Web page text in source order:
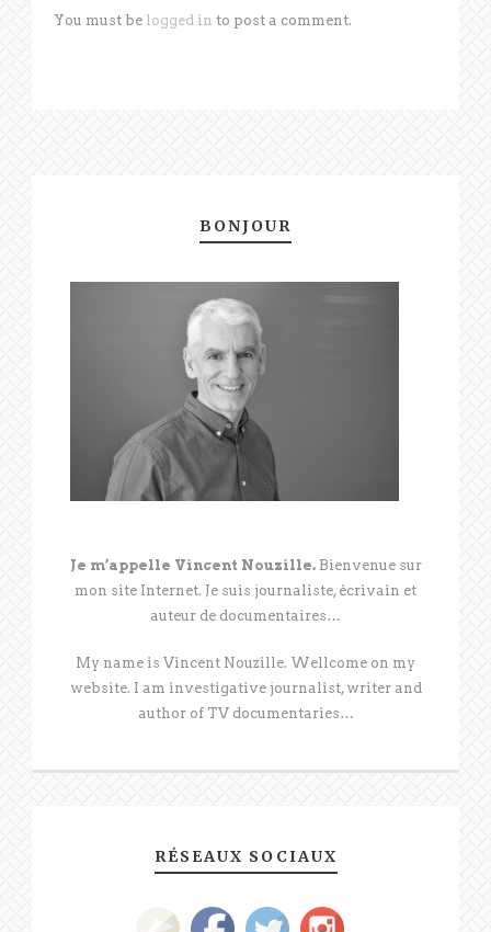
You must be logged in to post a comment.
BONJOUR
Je m’appelle Vincent Nouzille.Bienvenue sur
mon site Internet. Je suis journaliste, écrivain et
auteur de documentaires…
My name is Vincent Nouzille. Wellcome on my
website. I am investigative journalist, writer and
author of TV documentaries…
RÉSEAUX SOCIAUX